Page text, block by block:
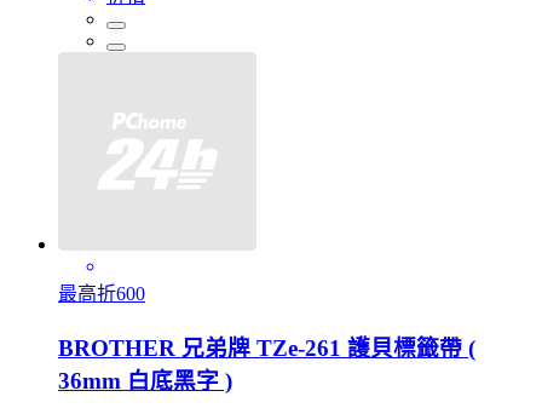
最高折600
BROTHER 兄弟牌 TZe-261 護貝標籤帶 (
36mm 白底黑字 )